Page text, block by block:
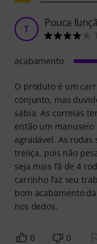
T Pouca
O produto é um
conjunto, mas
sábia. As correias
então um
agradável. As
treliça, pois não
seja mais fã de 4
carrinho faz seu
bom acabamento
nos dedos.
acabamento
0 0